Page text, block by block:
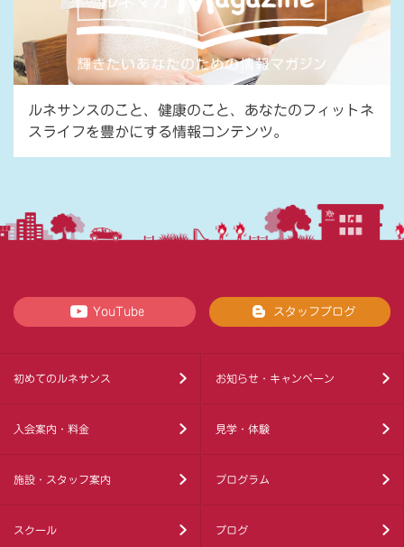
ルネサンスのこと、健康のこと、あなたのフィットネ
スライフを豊かにする情報コンテンツ。
YouTube スタッフブログ
初めてのルネサンス お知らせ・キャンペーン
入会案内・料金 見学・体験
施設・スタッフ案内 プログラム
スクール ブログ